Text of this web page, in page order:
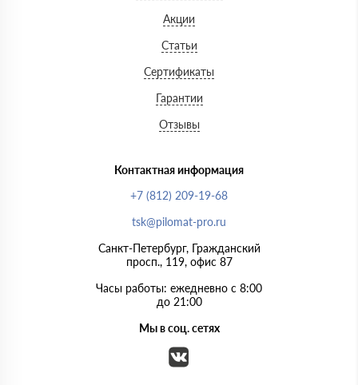
Акции
Статьи
Сертификаты
Гарантии
Отзывы
Контактная информация
+7 (812) 209-19-68
tsk@pilomat-pro.ru
Санкт-Петербург, Гражданский
просп., 119, офис 87
Часы работы: ежедневно с 8:00
до 21:00
Мы в соц. сетях